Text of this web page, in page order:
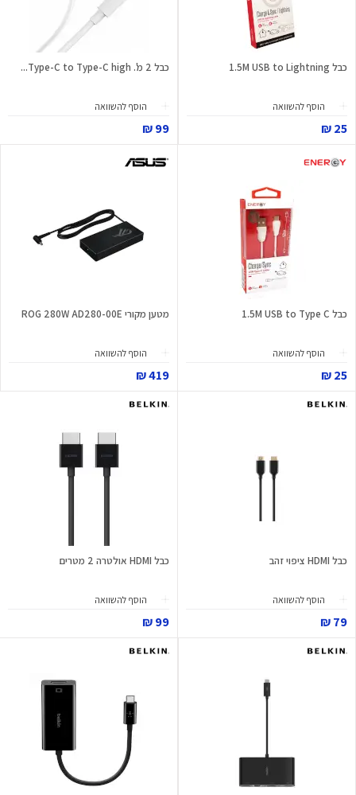
כבל 1.5M USB to Lightning
הוסף להשוואה
25 ₪
כבל 2 מ'. Type-C to Type-C high...
הוסף להשוואה
99 ₪
כבל 1.5M USB to Type C
הוסף להשוואה
25 ₪
מטען מקורי ROG 280W AD280-00E
הוסף להשוואה
419 ₪
כבל HDMI ציפוי זהב
הוסף להשוואה
79 ₪
כבל HDMI אולטרה 2 מטרים
הוסף להשוואה
99 ₪